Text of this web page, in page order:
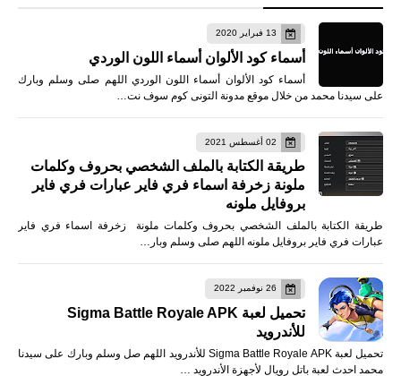
13 فبراير 2020
أسماء كود الألوان أسماء اللون الوردي
أسماء كود الألوان أسماء اللون الوردي اللهم صلى وسلم وبارك
على سيدنا محمد من خلال موقع مدونة التونى كوم سوف نت…
02 أغسطس 2021
طريقة الكتابة بالملف الشخصي بحروف وكلمات
ملونة زخرفة اسماء فري فاير عبارات فري فاير
بروفايل ملونه
طريقة الكتابة بالملف الشخصي بحروف وكلمات ملونة زخرفة اسماء فري فاير
عبارات فري فاير بروفايل ملونه اللهم صلى وسلم وبار…
26 نوفمبر 2022
تحميل لعبة Sigma Battle Royale APK
للأندرويد
تحميل لعبة Sigma Battle Royale APK للأندرويد اللهم صل وسلم وبارك على سيدنا
محمد احدث لعبة باتل رويال لأجهزة الأندرويد …